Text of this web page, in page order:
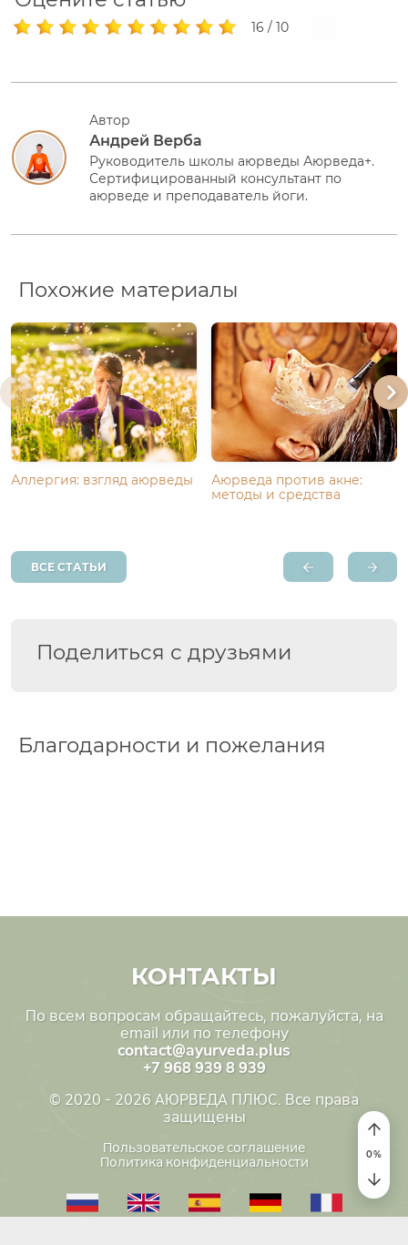
16 / 10
Автор
Андрей Верба
Руководитель школы аюрведы Аюрведа+.
Сертифицированный консультант по
аюрведе и преподаватель йоги.
Похожие материалы
Аллергия: взгляд аюрведы
Аюрведа против акне:
методы и средства
ВСЕ СТАТЬИ
Поделиться с друзьями
Благодарности и пожелания
КОНТАКТЫ
По всем вопросам обращайтесь, пожалуйста, на
email или по телефону
contact@ayurveda.plus
+7 968 939 8 939
© 2020 - 2026 АЮРВЕДА ПЛЮС. Все права
защищены
Пользовательское соглашение
Политика конфиденциальности